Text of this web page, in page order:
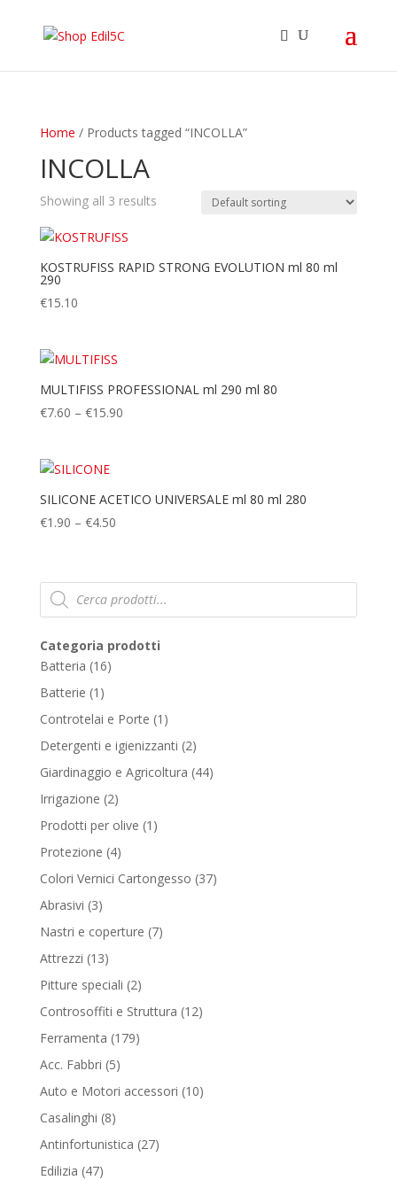
Home / Products tagged “INCOLLA”
INCOLLA
Showing all 3 results
KOSTRUFISS RAPID STRONG EVOLUTION ml 80 ml
290
€15.10
MULTIFISS PROFESSIONAL ml 290 ml 80
€7.60 – €15.90
SILICONE ACETICO UNIVERSALE ml 80 ml 280
€1.90 – €4.50
Products
search
Categoria prodotti
Batteria 1616
Batterie 1 1
product
Controtelai e Porte 1 1
product
Detergenti e igienizzanti 22
products
Giardinaggio e Agricoltura 4444
Irrigazione 22
products
Prodotti per olive 1 1
Protezione 44
products
Colori Vernici Cartongesso 3737
Abrasivi 33
products
Nastri e coperture 77
Attrezzi 1313
products
Pitture speciali 22
products
Controsoffiti e Struttura 1212
Ferramenta 179179
Acc. Fabbri 55
products
Auto e Motori accessori 1010
Casalinghi 88
products
Antinfortunistica 2727
Edilizia 4747